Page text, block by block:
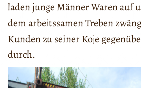
laden junge Männer Waren auf
dem arbeitssamen Treben
Kunden zu seiner Koje
durch.